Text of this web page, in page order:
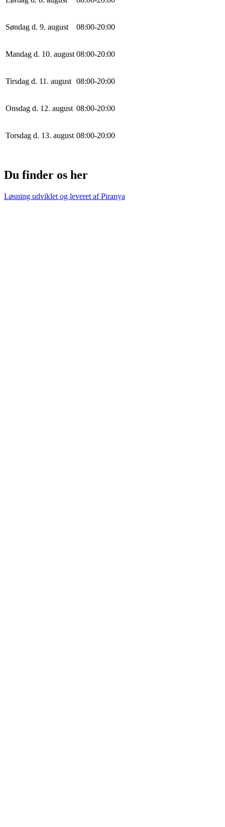
Søndag d. 9. august 08:00-20:00
Mandag d. 10. august 08:00-20:00
Tirsdag d. 11. august 08:00-20:00
Onsdag d. 12. august 08:00-20:00
Torsdag d. 13. august 08:00-20:00
Du finder os her
Løsning udviklet og leveret afPiranya